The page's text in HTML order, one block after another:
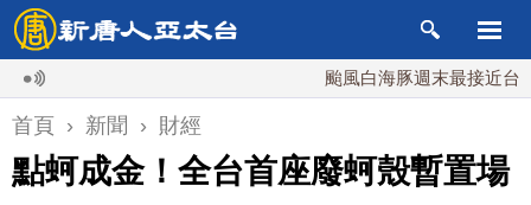
颱風白海豚週末最接近台灣 最快
首頁 › 新聞 › 財經
點蚵成金！全台首座廢蚵殼暫置場